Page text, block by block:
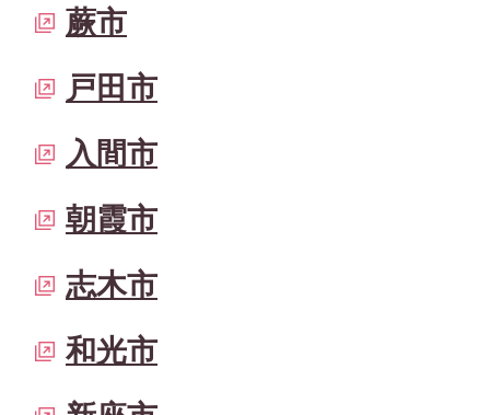
蕨市
戸田市
入間市
朝霞市
志木市
和光市